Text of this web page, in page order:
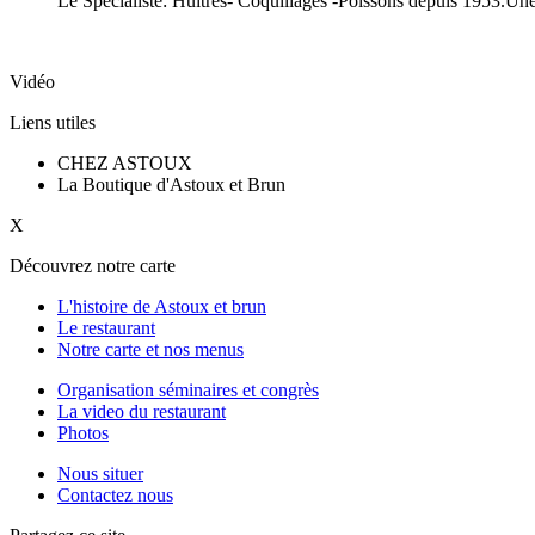
Vidéo
Liens utiles
CHEZ ASTOUX
La Boutique d'Astoux et Brun
X
Découvrez notre carte
L'histoire de Astoux et brun
Le restaurant
Notre carte et nos menus
Organisation séminaires et congrès
La video du restaurant
Photos
Nous situer
Contactez nous